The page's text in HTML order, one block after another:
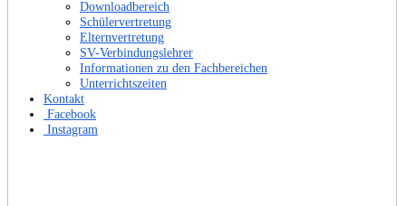
Downloadbereich
Schülervertretung
Elternvertretung
SV-Verbindungslehrer
Informationen zu den Fachbereichen
Unterrichtszeiten
Kontakt
Facebook
Instagram